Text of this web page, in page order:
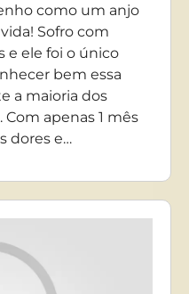
como um anjo
Sofro com
e ele foi o único
bem essa
a maioria dos
apenas 1 mês
dores e…